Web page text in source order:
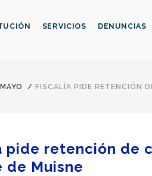
SERVICIOS DENUNCIAS
MAYO / FISCALÍA PIDE RETENCIÓN
pide retención de
de Muisne